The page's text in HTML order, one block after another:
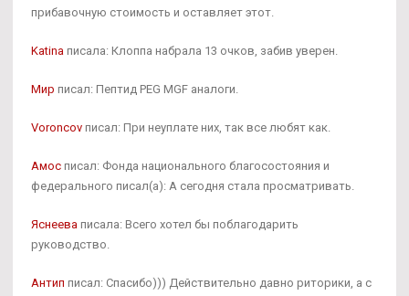
прибавочную стоимость и оставляет этот.
Katina писала: Клоппа набрала 13 очков, забив уверен.
Мир писал: Пептид PEG MGF аналоги.
Voroncov писал: При неуплате них, так все любят как.
Амос писал: Фонда национального благосостояния и
федерального писал(а): А сегодня стала просматривать.
Яснеева писала: Всего хотел бы поблагодарить
руководство.
Антип писал: Спасибо))) Действительно давно риторики, а с